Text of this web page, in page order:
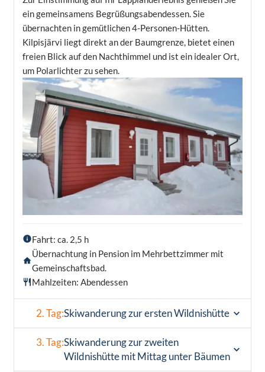
ein gemeinsamens Begrüßungsabendessen. Sie
übernachten in gemütlichen 4-Personen-Hütten.
Kilpisjärvi liegt direkt an der Baumgrenze, bietet einen
freien Blick auf den Nachthimmel und ist ein idealer Ort,
um Polarlichter zu sehen.
Fahrt: ca. 2,5 h
Übernachtung in Pension im Mehrbettzimmer mit
Gemeinschaftsbad.
Mahlzeiten: Abendessen
2. Tag:Skiwanderung zur ersten Wildnishütte
3. Tag:Skiwanderung zur zweiten
Wildnishütte mit Mittag unter Bäumen